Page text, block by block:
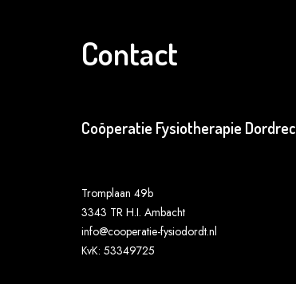
Contact
Coöperatie Fysiotherapie
Tromplaan 49b
3343 TR H.I. Ambacht
info@cooperatie-fysiodordt.nl
KvK: 53349725